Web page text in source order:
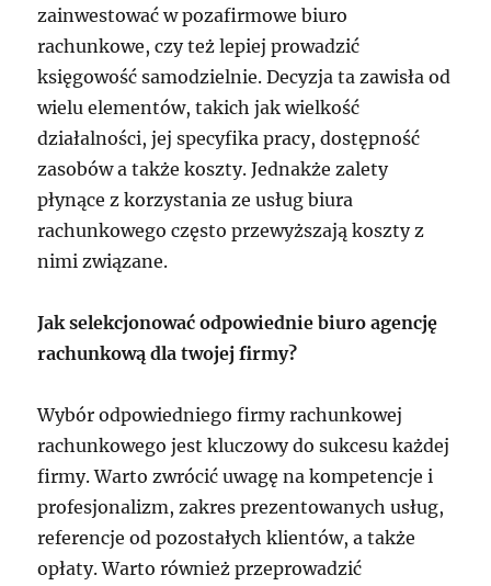
zainwestować w pozafirmowe biuro
rachunkowe, czy też lepiej prowadzić
księgowość samodzielnie. Decyzja ta zawisła od
wielu elementów, takich jak wielkość
działalności, jej specyfika pracy, dostępność
zasobów a także koszty. Jednakże zalety
płynące z korzystania ze usług biura
rachunkowego często przewyższają koszty z
nimi związane.
Jak selekcjonować odpowiednie biuro agencję
rachunkową dla twojej firmy?
Wybór odpowiedniego firmy rachunkowej
rachunkowego jest kluczowy do sukcesu każdej
firmy. Warto zwrócić uwagę na kompetencje i
profesjonalizm, zakres prezentowanych usług,
referencje od pozostałych klientów, a także
opłaty. Warto również przeprowadzić